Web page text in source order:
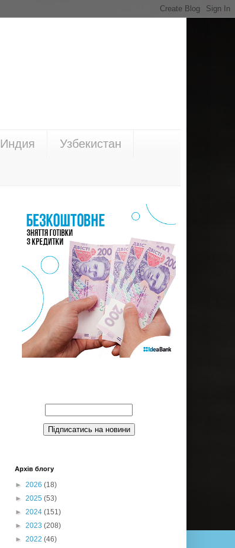
Индия Узбекистан
Архів блогу
► 2026 (18)
► 2025 (53)
► 2024 (151)
► 2023 (208)
► 2022 (46)